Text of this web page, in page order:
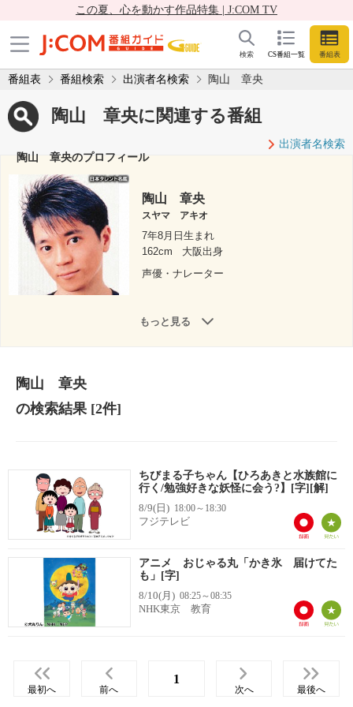
この夏、心を動かす作品特集 | J:COM TV
CS番組一覧 番組表
検索
番組表 番組検索 出演者名検索 陶山 章央
陶山 章央に関連する番組
出演者名検索
陶山 章央のプロフィール
陶山 章央
スヤマ アキオ
7年8月日生まれ
162cm
大阪出身
声優・ナレーター
もっと見る
陶山 章央
の検索結果[2件]
ちびまる子ちゃん【ひろあきと水族館に
行く/勉強好きな妖怪に会う?】[字][解]
8/9(日) 18:00～18:30
フジテレビ
アニメ おじゃる丸「かき氷 届けてた
も」[字]
8/10(月) 08:25～08:35
NHK東京 教育
最初へ 前へ
1
次へ 最後へ